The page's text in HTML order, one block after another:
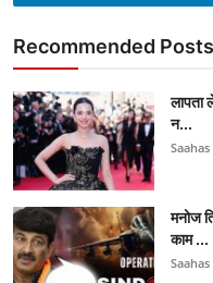
Recommended Posts
लापता
न...
मनोज
काम ...